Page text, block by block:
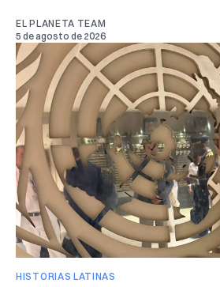
EL PLANETA TEAM
5 de agosto de 2026
HISTORIAS LATINAS